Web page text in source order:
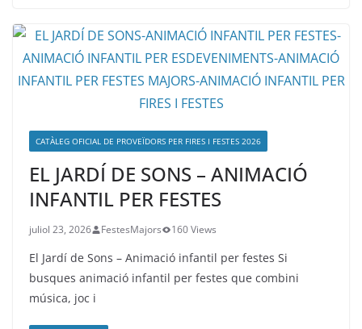
CATÀLEG OFICIAL DE PROVEÏDORS PER FIRES I FESTES 2026
EL JARDÍ DE SONS – ANIMACIÓ
INFANTIL PER FESTES
juliol 23, 2026 FestesMajors 160 Views
El Jardí de Sons – Animació infantil per festes Si
busques animació infantil per festes que combini
música, joc i